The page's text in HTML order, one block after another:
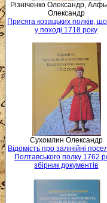
Різніченко Олександр,
Олександр
Присяга козацьких полків,
у поході 1718 року
Сухомлин Олександр
Відомість про залінійні
Полтавського полку 1762
збірник документів